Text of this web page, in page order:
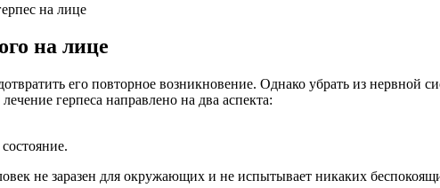
на лице
на лице
его повторное возникновение. Однако убрать из
герпеса направлено на два аспекта:
не заразен для окружающих и не испытывает никаких